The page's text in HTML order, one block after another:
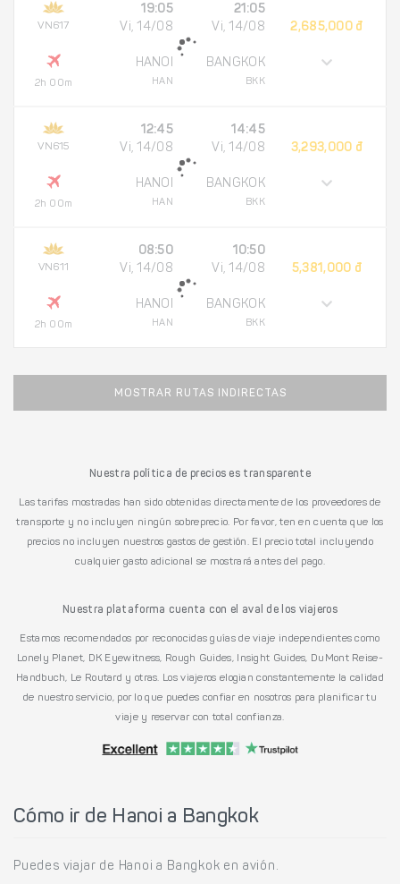
VN617
2h 00m
19:05
Vi, 14/08
HANOI
HAN
21:05
Vi, 14/08
BANGKOK
BKK
2,685,000 đ
VN615
2h 00m
12:45
Vi, 14/08
HANOI
HAN
14:45
Vi, 14/08
BANGKOK
BKK
3,293,000 đ
VN611
2h 00m
08:50
Vi, 14/08
HANOI
HAN
10:50
Vi, 14/08
BANGKOK
BKK
5,381,000 đ
MOSTRAR RUTAS INDIRECTAS
Nuestra política de precios es transparente
Las tarifas mostradas han sido obtenidas directamente de los proveedores de
transporte y no incluyen ningún sobreprecio. Por favor, ten en cuenta que los
precios no incluyen nuestros gastos de gestión. El precio total incluyendo
cualquier gasto adicional se mostrará antes del pago.
Nuestra plataforma cuenta con el aval de los viajeros
Estamos recomendados por reconocidas guías de viaje independientes como
Lonely Planet, DK Eyewitness, Rough Guides, Insight Guides, DuMont Reise-
Handbuch, Le Routard y otras. Los viajeros elogian constantemente la calidad
de nuestro servicio, por lo que puedes confiar en nosotros para planificar tu
viaje y reservar con total confianza.
Cómo ir de Hanoi a Bangkok
Puedes viajar de Hanoi a Bangkok en avión.